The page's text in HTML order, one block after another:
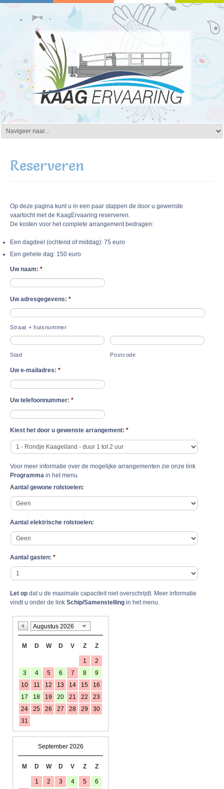
Reserveren
Op deze pagina kunt u in een paar stappen de door u gewenste
vaartocht met de KaagErvaaring reserveren.
De kosten voor het complete arrangement bedragen:
Een dagdeel (ochtend of middag): 75 euro
Een gehele dag: 150 euro
Uw naam: *
Uw adresgegevens: *
Straat + huisnummer
Stad Postcode
Uw e-mailadres: *
Uw telefoonnummer: *
Kiest het door u gewenste arrangement: *
Voor meer informatie over de mogelijke arrangementen zie onze link
Programma in het menu.
Aantal gewone rolstoelen:
Aantal elektrische rolstoelen:
Aantal gasten: *
Let op dat u de maximale capaciteit niet overschrijdt. Meer informatie
vindt u onder de link Schip/Samenstelling in het menu.
Augustus 2026
M D W D V Z Z
1
2
3
4 5 6 7 8
9
10
11 12 13 14 15
16
17
18 19 20 21 22
23
24
25 26 27 28 29
30
31
September 2026
M D W D V Z Z
1 2 3 4 5
6